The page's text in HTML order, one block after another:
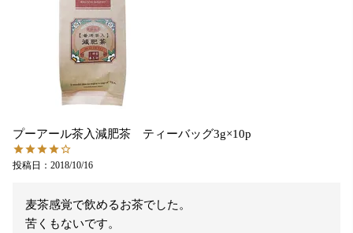
プーアール茶入減肥茶 ティーバッグ3g×10p
投稿日 2018/10/16
麦茶感覚で飲めるお茶でした。
苦くもないです。